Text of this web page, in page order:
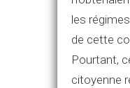
les
de cette
Pourtant,
citoyenne